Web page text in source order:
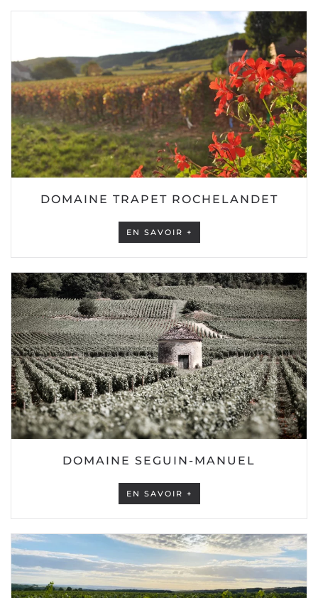
DOMAINE TRAPET ROCHELANDET
EN SAVOIR +
DOMAINE SEGUIN-MANUEL
EN SAVOIR +